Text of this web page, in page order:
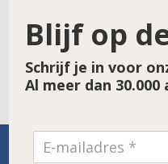
Blijf op
Schrijf je in voor
Al meer dan 30.000